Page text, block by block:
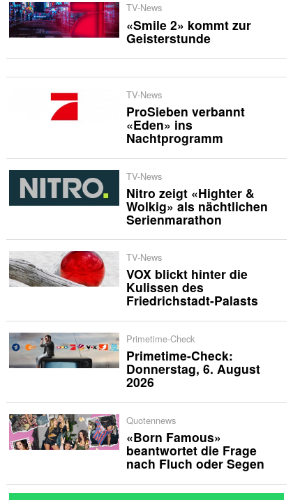
TV-News
«Smile 2» kommt zur
Geisterstunde
TV-News
ProSieben verbannt
«Eden» ins
Nachtprogramm
TV-News
Nitro zeigt «Highter &
Wolkig» als nächtlichen
Serienmarathon
TV-News
VOX blickt hinter die
Kulissen des
Friedrichstadt-Palasts
Primetime-Check
Primetime-Check:
Donnerstag, 6. August
2026
Quotennews
«Born Famous»
beantwortet die Frage
nach Fluch oder Segen